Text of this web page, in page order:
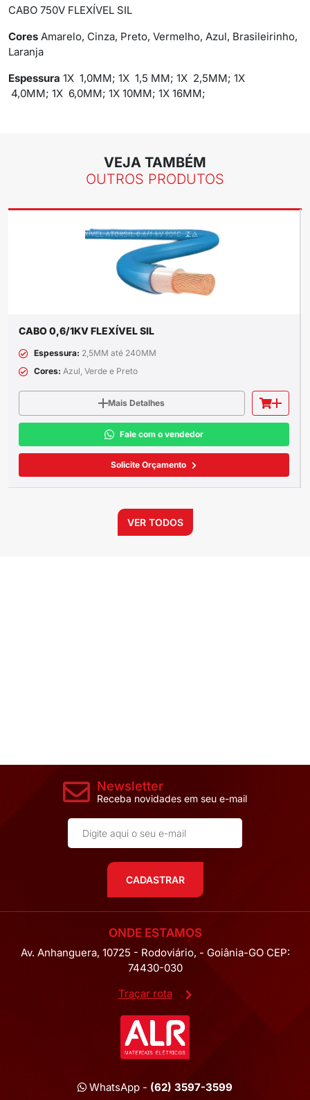
CABO 750V FLEXÍVEL SIL
Cores Amarelo, Cinza, Preto, Vermelho, Azul, Brasileirinho,
Laranja
Espessura 1X 1,0MM; 1X 1,5 MM; 1X 2,5MM; 1X
4,0MM; 1X 6,0MM; 1X 10MM; 1X 16MM;
VEJA TAMBÉM
OUTROS PRODUTOS
CABO 0,6/1KV FLEXÍVEL SIL
Espessura: 2,5MM até 240MM
Cores: Azul, Verde e Preto
Mais Detalhes
Fale com o vendedor
Solicite Orçamento
VER TODOS
Newsletter
Receba novidades em seu e-mail
CADASTRAR
ONDE ESTAMOS
Av. Anhanguera, 10725 - Rodoviário, - Goiânia-GO CEP:
74430-030
Traçar rota
WhatsApp - (62) 3597-3599